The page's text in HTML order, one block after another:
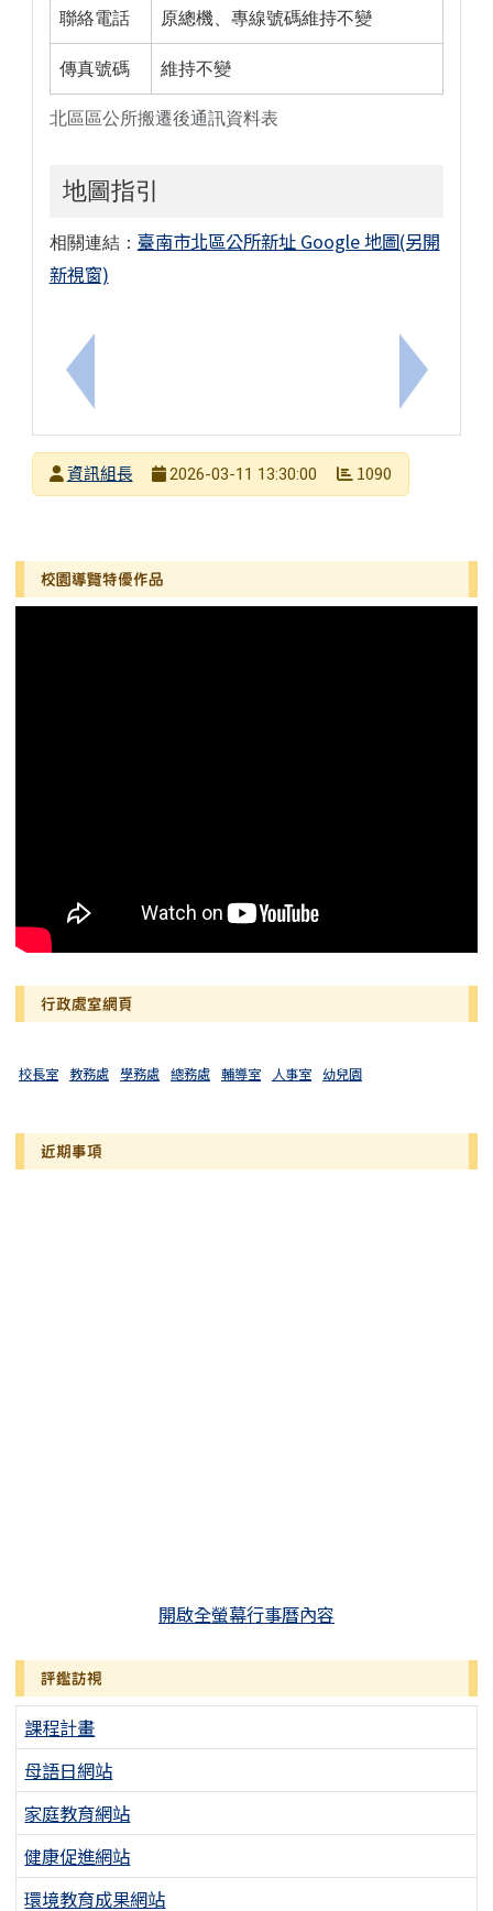
上一筆：115.04.22(三)下午01:30召開114學年度第
北區區公所搬遷後通訊資料表
聯絡電話 原總機、專線號碼維持不變
傳真號碼 維持不變
地圖指引
相關連結： 臺南市北區公所新址 Google 地圖(另開
新視窗)
下一筆：
發布者
資訊組長
2026-03-11 13:30:00 1090
左邊區域內容
校園導覽特優作品
行政處室網頁
校長室 教務處 學務處 總務處 輔導室 人事室 幼兒園
近期事項
開啟全螢幕行事曆內容
評鑑訪視
課程計畫
母語日網站
家庭教育網站
健康促進網站
環境教育成果網站